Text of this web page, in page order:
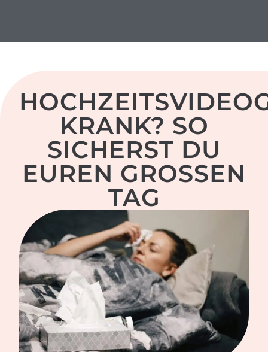
KRANK? SO
SICHERST DU
EUREN GROSSEN T
AG